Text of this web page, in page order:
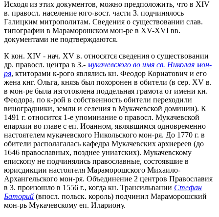
Исходя из этих документов, можно предположить, что в XIV
в. правосл. население юго-вост. части З. подчинялось
Галицким митрополитам. Сведения о существовании слав.
типографии в Мараморошском мон-ре в XV-XVI вв.
документами не подтверждаются.
К кон. XIV - нач. XV в. относятся сведения о существовании
др. правосл. центра в З.- мукачевского во имя св. Николая мон-
ря, ктиторами к-рого являлись кн. Феодор Кориатович и его
жена кнг. Ольга, князь был похоронен в обители (в сер. XV в.
в мон-ре была изготовлена поддельная грамота от имени кн.
Феодора, по к-рой в собственность обители переходили
виноградники, земли и селения в Мукачевской доминии). К
1491 г. относится 1-е упоминание о правосл. Мукачевской
епархии во главе с еп. Иоанном, являвшимся одновременно
настоятелем мукачевского Никольского мон-ря. До 1770 г. в
обители располагалась кафедра Мукачевских архиереев (до
1646 православных, позднее униатских). Мукачевскому
епископу не подчинялись православные, состоявшие в
юрисдикции настоятеля Мараморошского Михаило-
Архангельского мон-ря. Объединение 2 центров Православия
в З. произошло в 1556 г., когда кн. Трансильвании Стефан
Баторий (впосл. польск. король) подчинил Мараморошский
мон-рь Мукачевскому еп. Илариону.